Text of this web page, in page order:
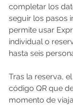
completar los
seguir los pasos
permite usar
individual o
hasta seis
Tras la reserva,
código QR que
momento de